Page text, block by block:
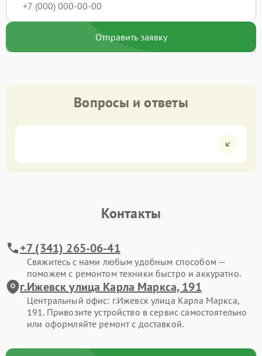
Отправить заявку
Вопросы и ответы
Контакты
+7 (341) 265-06-41
Свяжитесь с нами любым удобным способом —
поможем с ремонтом техники быстро и аккуратно.
г.Ижевск улица Карла Маркса, 191
Центральный офис: г.Ижевск улица Карла Маркса,
191. Привозите устройство в сервис самостоятельно
или оформляйте ремонт с доставкой.